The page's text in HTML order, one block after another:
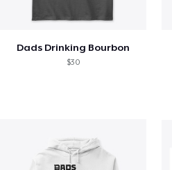
Dads Drinking Bourbon
$30